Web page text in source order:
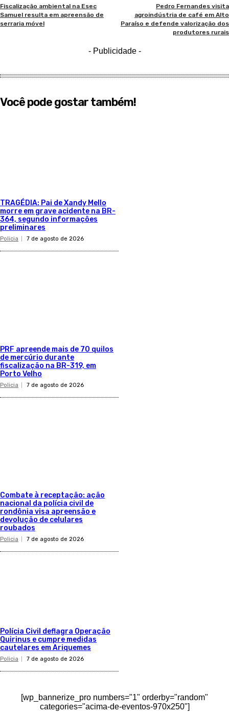
Fiscalização ambiental na Esec
Samuel resulta em apreensão de
serraria móvel
Pedro Fernandes visita
agroindústria de café em Alto
Paraíso e defende valorização dos
produtores rurais
- Publicidade -
Você pode gostar também!
TRAGÉDIA: Pai de Xandy Mello
morre em grave acidente na BR-
364, segundo informações
preliminares
Policia 7 de agosto de 2026
PRF apreende mais de 70 quilos
de mercúrio durante
fiscalização na BR-319, em
Porto Velho
Policia 7 de agosto de 2026
Combate à receptação: ação
nacional da polícia civil de
rondônia visa apreensão e
devolução de celulares
roubados
Policia 7 de agosto de 2026
Polícia Civil deflagra Operação
Quirinus e cumpre medidas
cautelares em Ariquemes
Policia 7 de agosto de 2026
[wp_bannerize_pro numbers="1" orderby="random"
categories="acima-de-eventos-970x250"]